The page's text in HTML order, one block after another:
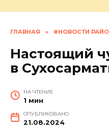
ГЛАВНАЯ » #НОВОСТИ
Настоящий
в
НА ЧТЕНИЕ
1 мин
ОПУБЛИКОВАНО
21.08.2024